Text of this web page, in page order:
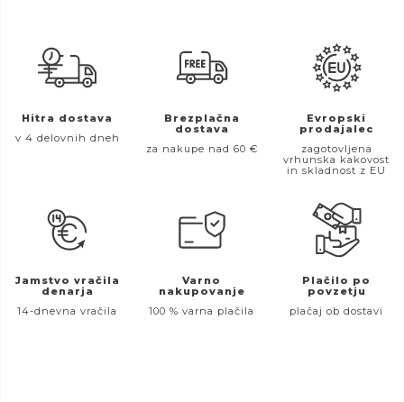
Hitra dostava
v 4 delovnih dneh
Brezplačna
dostava
za nakupe nad 60 €
Evropski
prodajalec
zagotovljena
vrhunska kakovost
in skladnost z EU
Jamstvo vračila
denarja
14-dnevna vračila
Varno
nakupovanje
100 % varna plačila
Plačilo po
povzetju
plačaj ob dostavi